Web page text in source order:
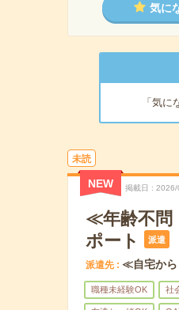
気に
「気
未読
NEW 掲載日 2026/
≪年齢不問
ポート
派遣
派遣先 ≪自宅から
職種未経験OK 社